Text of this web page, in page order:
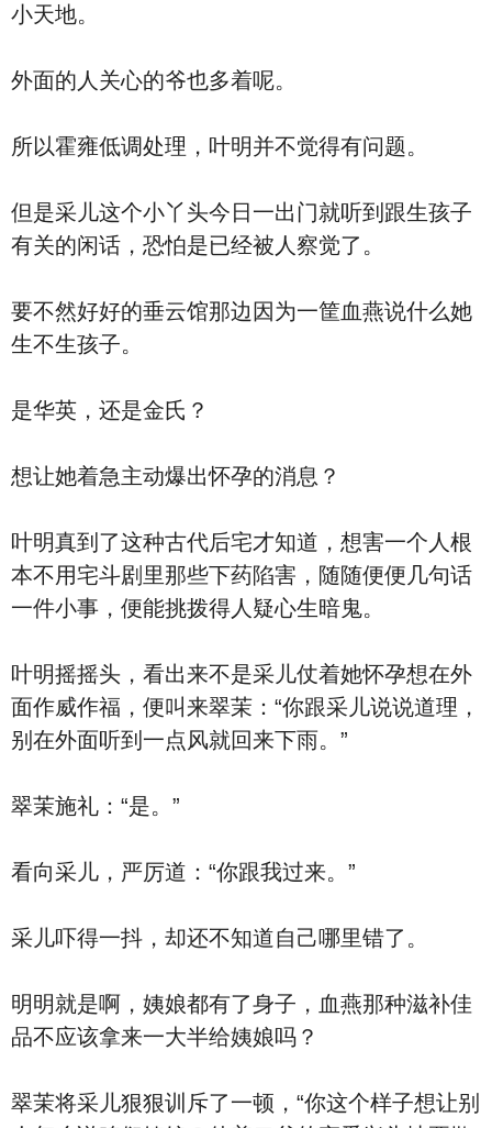
小天地。
外面的人关心的爷也多着呢。
所以霍雍低调处理，叶明并不觉得有问题。
但是采儿这个小丫头今日一出门就听到跟生孩子
有关的闲话，恐怕是已经被人察觉了。
要不然好好的垂云馆那边因为一筐血燕说什么她
生不生孩子。
是华英，还是金氏？
想让她着急主动爆出怀孕的消息？
叶明真到了这种古代后宅才知道，想害一个人根
本不用宅斗剧里那些下药陷害，随随便便几句话
一件小事，便能挑拨得人疑心生暗鬼。
叶明摇摇头，看出来不是采儿仗着她怀孕想在外
面作威作福，便叫来翠茉：“你跟采儿说说道理，
别在外面听到一点风就回来下雨。”
翠茉施礼：“是。”
看向采儿，严厉道：“你跟我过来。”
采儿吓得一抖，却还不知道自己哪里错了。
明明就是啊，姨娘都有了身子，血燕那种滋补佳
品不应该拿来一大半给姨娘吗？
翠茉将采儿狠狠训斥了一顿，“你这个样子想让别